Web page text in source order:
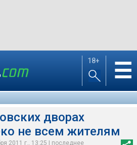
18+ ☰
дворах
не всем жителям
2011 г., 13:25 | последнее